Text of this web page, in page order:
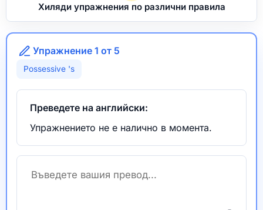
Хиляди упражнения по различни правила
Упражнение 1 от 5
Possessive 's
Преведете на английски:
Упражнението не е налично в момента.